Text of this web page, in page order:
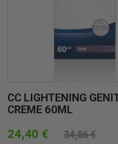
CC LIGHTENING
CREME 60ML
24,40 € 34,86 €